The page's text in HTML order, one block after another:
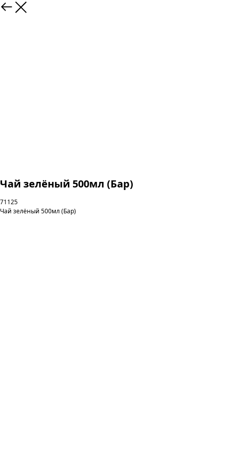
Чай зелёный 500мл (Бар)
71125
Чай зелёный 500мл (Бар)